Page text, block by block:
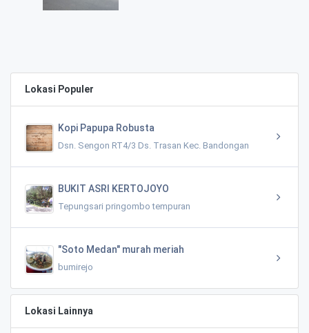
Lokasi Populer
Kopi Papupa Robusta
Dsn. Sengon RT4/3 Ds. Trasan Kec. Bandongan
BUKIT ASRI KERTOJOYO
Tepungsari pringombo tempuran
"Soto Medan" murah meriah
bumirejo
Lokasi Lainnya